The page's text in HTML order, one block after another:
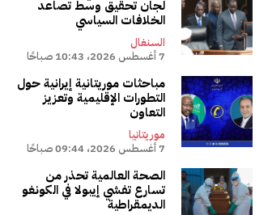
لجان تحقيق وسط تصاعد
الخلافات السياسي
السنغال
7 أغسطس 2026، 10:43 صباحًا
مباحثات موريتانية إيرانية حول
التطورات الإقليمية وتعزيز
التعاون
موريتانيا
7 أغسطس 2026، 09:44 صباحًا
الصحة العالمية تحذر من
تسارع تفشي إيبولا في الكونغو
الديمقراطية